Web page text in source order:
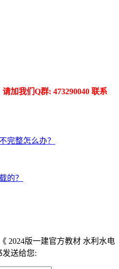
加我们Q群: 473290040 联系
完整怎么办？
的？
2024版一建官方教材 水利水电
发送给您: